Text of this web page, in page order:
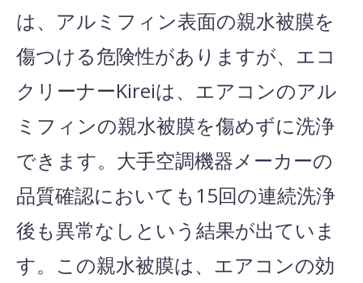
は、アルミフィン表面の親水被膜を
傷つける危険性がありますが、エコ
クリーナーKireiは、エアコンのアル
ミフィンの親水被膜を傷めずに洗浄
できます。大手空調機器メーカーの
品質確認においても15回の連続洗浄
後も異常なしという結果が出ていま
す。この親水被膜は、エアコンの効